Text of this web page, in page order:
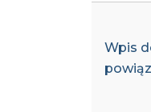
Wpis